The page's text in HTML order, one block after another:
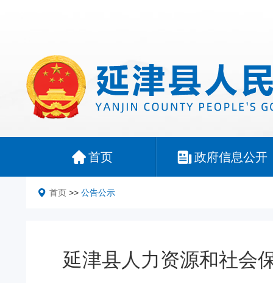
首页 政府信息公开
首页 >> 公告公示
延津县人力资源和社会